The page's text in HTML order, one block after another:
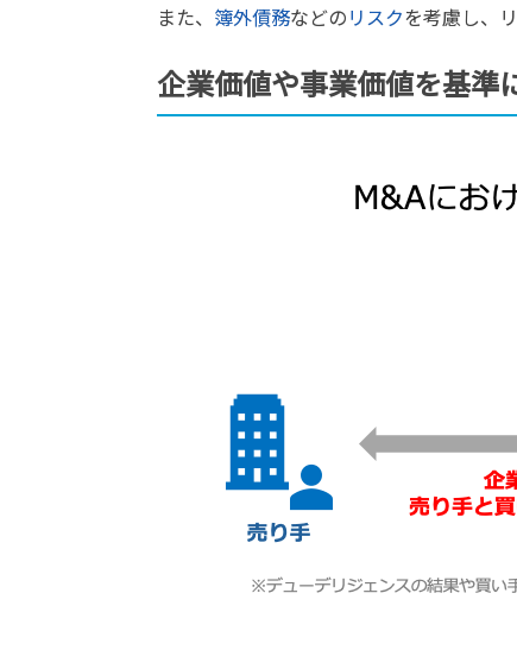
また、 簿外債務などのリスクを考慮し、
企業価値や事業価値を基準